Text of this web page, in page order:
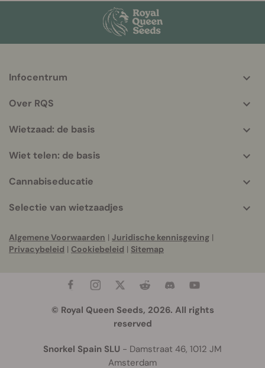
info
Infocentrum
Over RQS
Wietzaad: de basis
Wiet telen: de basis
Cannabiseducatie
Selectie van wietzaadjes
Algemene Voorwaarden | Juridische kennisgeving |
Privacybeleid | Cookiebeleid | Sitemap
© Royal Queen Seeds, 2026. All rights
reserved
Snorkel Spain SLU - Damstraat 46, 1012 JM
Amsterdam